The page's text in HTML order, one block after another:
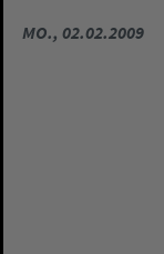
MO., 02.02.2009